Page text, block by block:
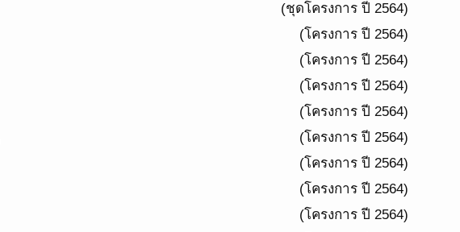
(ชุดโครงการ ปี 2564)
(โครงการ ปี 2564)
(โครงการ ปี 2564)
(โครงการ ปี 2564)
(โครงการ ปี 2564)
(โครงการ ปี 2564)
(โครงการ ปี 2564)
(โครงการ ปี 2564)
(โครงการ ปี 2564)